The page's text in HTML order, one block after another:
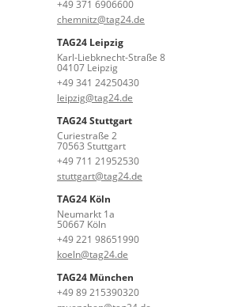
+49 371 6906600
chemnitz@tag24.de
TAG24 Leipzig
Karl-Liebknecht-Straße 8
04107 Leipzig
+49 341 24250430
leipzig@tag24.de
TAG24 Stuttgart
Curiestraße 2
70563 Stuttgart
+49 711 21952530
stuttgart@tag24.de
TAG24 Köln
Neumarkt 1a
50667 Köln
+49 221 98651990
koeln@tag24.de
TAG24 München
+49 89 215390320